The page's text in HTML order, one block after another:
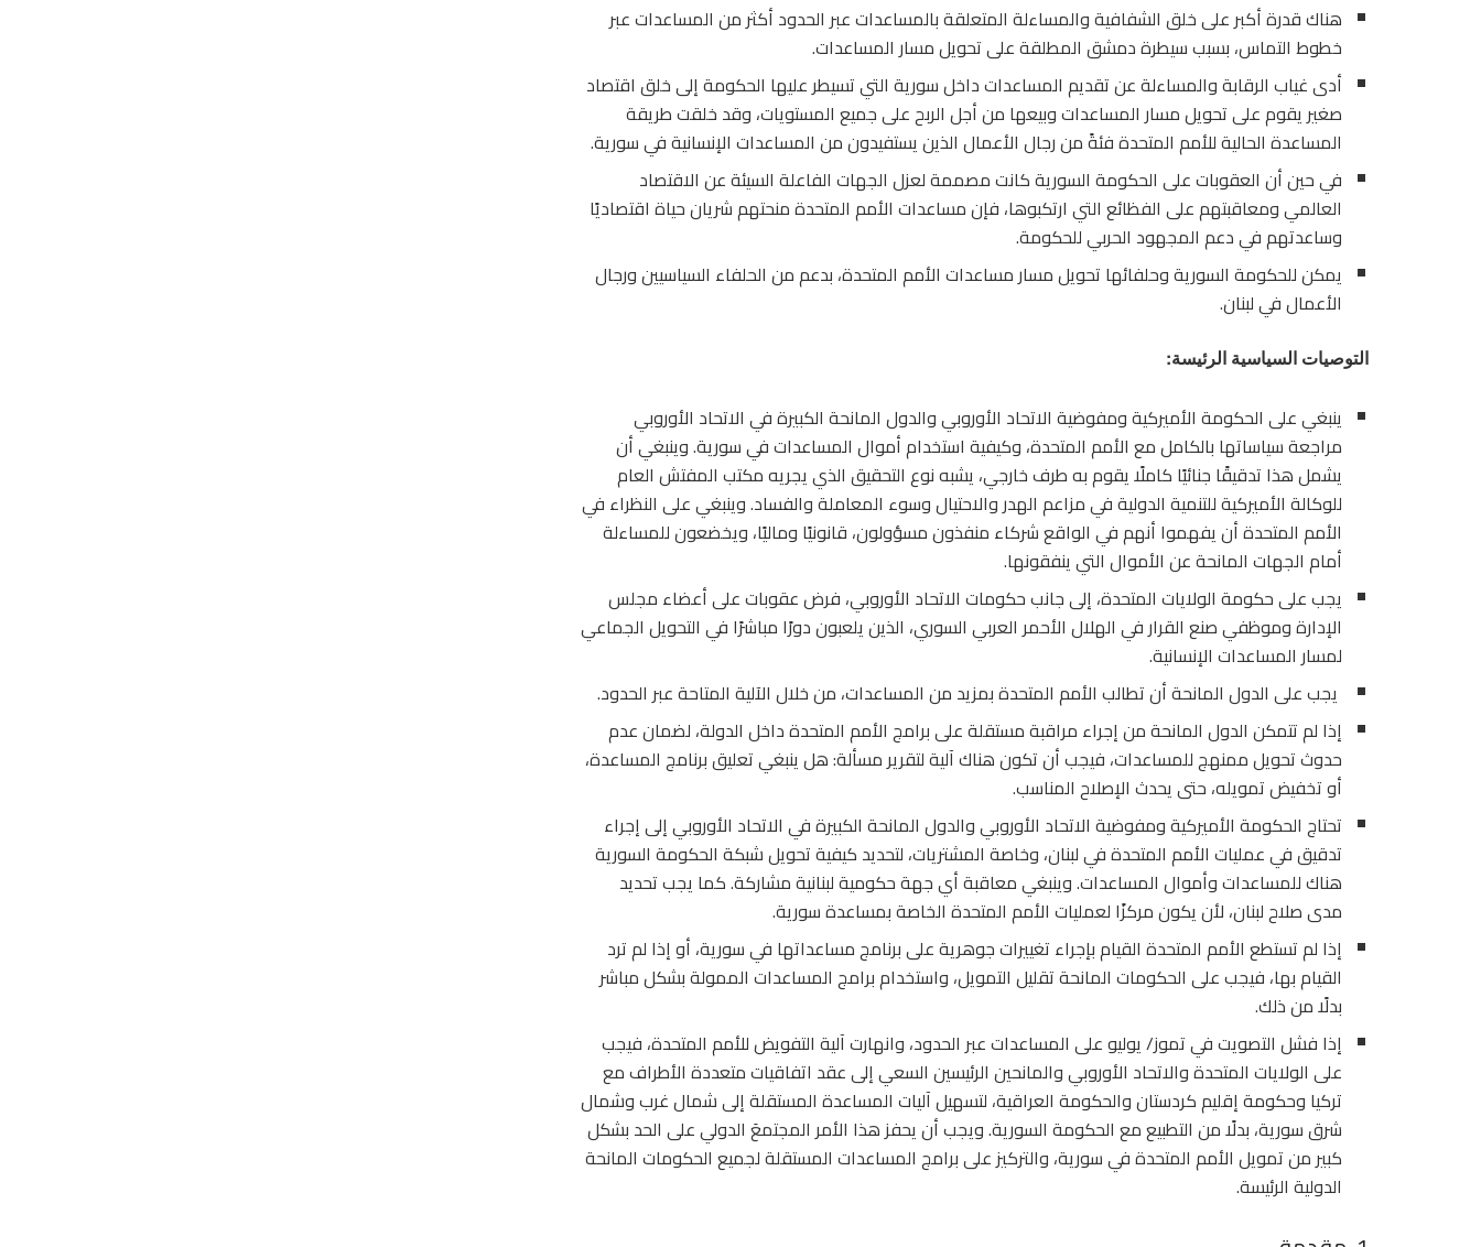
هناك قدرة أكبر على خلق الشفافية والمساءلة المتعلقة بالمساعدات عبر الحدود أكثر من المساعدات عبر
خطوط التماس، بسبب سيطرة دمشق المطلقة على تحويل مسار المساعدات.
أدى غياب الرقابة والمساءلة عن تقديم المساعدات داخل سورية التي تسيطر عليها الحكومة إلى خلق اقتصاد
صغير يقوم على تحويل مسار المساعدات وبيعها من أجل الربح على جميع المستويات، وقد خلقت طريقة
المساعدة الحالية للأمم المتحدة فئةً من رجال الأعمال الذين يستفيدون من المساعدات الإنسانية في سورية.
في حين أن العقوبات على الحكومة السورية كانت مصممة لعزل الجهات الفاعلة السيئة عن الاقتصاد
العالمي ومعاقبتهم على الفظائع التي ارتكبوها، فإن مساعدات الأمم المتحدة منحتهم شريان حياة اقتصاديًا
وساعدتهم في دعم المجهود الحربي للحكومة.
يمكن للحكومة السورية وحلفائها تحويل مسار مساعدات الأمم المتحدة، بدعم من الحلفاء السياسيين ورجال
الأعمال في لبنان.
التوصيات السياسية الرئيسة:
ينبغي على الحكومة الأميركية ومفوضية الاتحاد الأوروبي والدول المانحة الكبيرة في الاتحاد الأوروبي
مراجعة سياساتها بالكامل مع الأمم المتحدة، وكيفية استخدام أموال المساعدات في سورية. وينبغي أن
يشمل هذا تدقيقًا جنائيًا كاملًا يقوم به طرف خارجي، يشبه نوع التحقيق الذي يجريه مكتب المفتش العام
للوكالة الأميركية للتنمية الدولية في مزاعم الهدر والاحتيال وسوء المعاملة والفساد. وينبغي على النظراء في
الأمم المتحدة أن يفهموا أنهم في الواقع شركاء منفذون مسؤولون، قانونيًا وماليًا، ويخضعون للمساءلة
أمام الجهات المانحة عن الأموال التي ينفقونها.
يجب على حكومة الولايات المتحدة، إلى جانب حكومات الاتحاد الأوروبي، فرض عقوبات على أعضاء مجلس
الإدارة وموظفي صنع القرار في الهلال الأحمر العربي السوري، الذين يلعبون دورًا مباشرًا في التحويل الجماعي
لمسار المساعدات الإنسانية.
يجب على الدول المانحة أن تطالب الأمم المتحدة بمزيد من المساعدات، من خلال الآلية المتاحة عبر الحدود.
إذا لم تتمكن الدول المانحة من إجراء مراقبة مستقلة على برامج الأمم المتحدة داخل الدولة، لضمان عدم
حدوث تحويل ممنهج للمساعدات، فيجب أن تكون هناك آلية لتقرير مسألة: هل ينبغي تعليق برنامج المساعدة،
أو تخفيض تمويله، حتى يحدث الإصلاح المناسب.
تحتاج الحكومة الأميركية ومفوضية الاتحاد الأوروبي والدول المانحة الكبيرة في الاتحاد الأوروبي إلى إجراء
تدقيق في عمليات الأمم المتحدة في لبنان، وخاصة المشتريات، لتحديد كيفية تحويل شبكة الحكومة السورية
هناك للمساعدات وأموال المساعدات. وينبغي معاقبة أي جهة حكومية لبنانية مشاركة. كما يجب تحديد
مدى صلاح لبنان، لأن يكون مركزًا لعمليات الأمم المتحدة الخاصة بمساعدة سورية.
إذا لم تستطع الأمم المتحدة القيام بإجراء تغييرات جوهرية على برنامج مساعداتها في سورية، أو إذا لم ترد
القيام بها، فيجب على الحكومات المانحة تقليل التمويل، واستخدام برامج المساعدات الممولة بشكل مباشر
بدلًا من ذلك.
إذا فشل التصويت في تموز/ يوليو على المساعدات عبر الحدود، وانهارت آلية التفويض للأمم المتحدة، فيجب
على الولايات المتحدة والاتحاد الأوروبي والمانحين الرئيسين السعي إلى عقد اتفاقيات متعددة الأطراف مع
تركيا وحكومة إقليم كردستان والحكومة العراقية، لتسهيل آليات المساعدة المستقلة إلى شمال غرب وشمال
شرق سورية، بدلًا من التطبيع مع الحكومة السورية. ويجب أن يحفز هذا الأمر المجتمعَ الدولي على الحد بشكل
كبير من تمويل الأمم المتحدة في سورية، والتركيز على برامج المساعدات المستقلة لجميع الحكومات المانحة
الدولية الرئيسة.